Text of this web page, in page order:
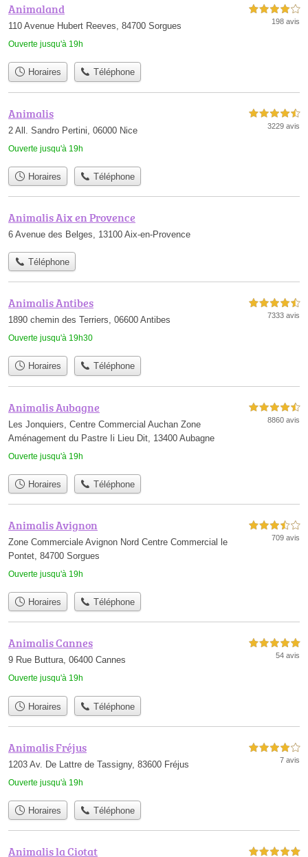
Animaland
110 Avenue Hubert Reeves, 84700 Sorgues
Ouverte jusqu'à 19h
4,0 étoiles sur 5
198 avis
Horaires Téléphone
Animalis
2 All. Sandro Pertini, 06000 Nice
Ouverte jusqu'à 19h
4,5 étoiles sur 5
3229 avis
Horaires Téléphone
Animalis Aix en Provence
6 Avenue des Belges, 13100 Aix-en-Provence
Téléphone
Animalis Antibes
1890 chemin des Terriers, 06600 Antibes
Ouverte jusqu'à 19h30
4,5 étoiles sur 5
7333 avis
Horaires Téléphone
Animalis Aubagne
Les Jonquiers, Centre Commercial Auchan Zone
Aménagement du Pastre Ii Lieu Dit, 13400 Aubagne
Ouverte jusqu'à 19h
4,5 étoiles sur 5
8860 avis
Horaires Téléphone
Animalis Avignon
Zone Commerciale Avignon Nord Centre Commercial le
Pontet, 84700 Sorgues
Ouverte jusqu'à 19h
3,5 étoiles sur 5
709 avis
Horaires Téléphone
Animalis Cannes
9 Rue Buttura, 06400 Cannes
Ouverte jusqu'à 19h
5,0 étoiles sur 5
54 avis
Horaires Téléphone
Animalis Fréjus
1203 Av. De Lattre de Tassigny, 83600 Fréjus
Ouverte jusqu'à 19h
4,0 étoiles sur 5
7 avis
Horaires Téléphone
Animalis la Ciotat 5,0 étoiles sur 5